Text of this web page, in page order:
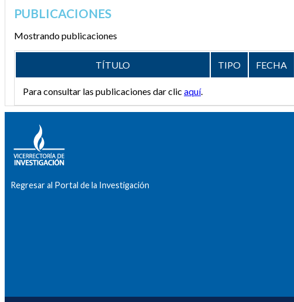
PUBLICACIONES
Mostrando publicaciones
TÍTULO TIPO FECHA
Para consultar las publicaciones dar clic aquí.
Regresar al Portal de la Investigación